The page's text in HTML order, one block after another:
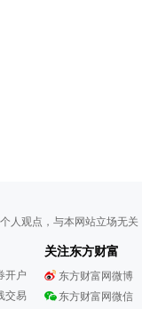
人观点，与本网站立场无
开户
交易
关注东方财富
东方财富网微博
东方财富网微信